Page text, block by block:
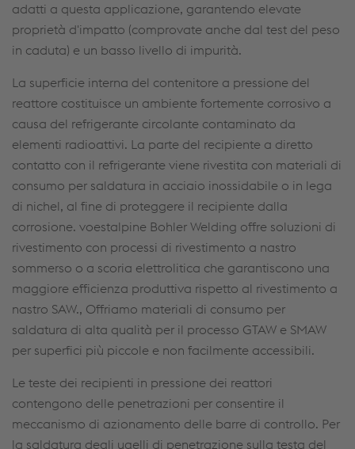
adatti a questa applicazione, garantendo elevate
proprietà d'impatto (comprovate anche dal test del peso
in caduta) e un basso livello di impurità.
La superficie interna del contenitore a pressione del
reattore costituisce un ambiente fortemente corrosivo a
causa del refrigerante circolante contaminato da
elementi radioattivi. La parte del recipiente a diretto
contatto con il refrigerante viene rivestita con materiali di
consumo per saldatura in acciaio inossidabile o in lega
di nichel, al fine di proteggere il recipiente dalla
corrosione. voestalpine Bohler Welding offre soluzioni di
rivestimento con processi di rivestimento a nastro
sommerso o a scoria elettrolitica che garantiscono una
maggiore efficienza produttiva rispetto al rivestimento a
nastro SAW., Offriamo materiali di consumo per
saldatura di alta qualità per il processo GTAW e SMAW
per superfici più piccole e non facilmente accessibili.
Le teste dei recipienti in pressione dei reattori
contengono delle penetrazioni per consentire il
meccanismo di azionamento delle barre di controllo. Per
la saldatura degli ugelli di penetrazione sulla testa del